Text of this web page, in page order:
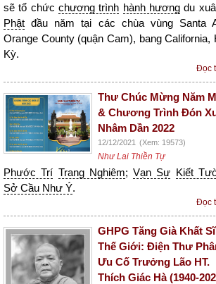
sẽ tổ chức chương trình hành hương du
Phật đầu năm tại các chùa vùng Santa
Orange County (quận Cam), bang California,
Kỳ.
Đọc
Thư Chúc Mừng Năm
& Chương Trình Đón
Nhâm Dần 2022
12/12/2021 (Xem: 19573)
Như Lai Thiền Tự
Phước Trí Trang Nghiêm;Vạn Sự Kiết
Sở Cầu Như Ý.
Đọc
GHPG Tăng Già Khất Sĩ
Thế Giới: Điện Thư
Ưu Cố Trưởng Lão HT.
Thích Giác Hà (1940-